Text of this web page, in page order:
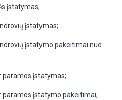
įstatymas;
įstatymas;
įstatymo pakeitimai nuo
paramos įstatymas;
paramos įstatymo pakeitimai;